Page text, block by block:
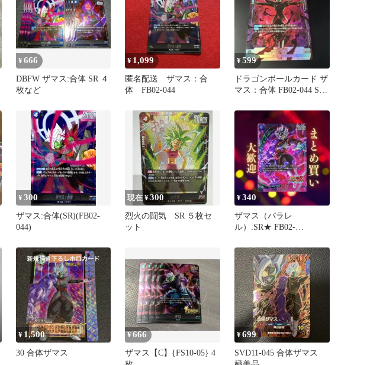
¥666
DBFW ザマス:合体 SR ４
枚など
¥ 1,099
匿名配送 ザマス：合
体 FB02-044
¥599
ドラゴンボールカード ザ
マス：合体 FB02-044 SR
¥300
ザマス:合体(SR)(FB02-
044)
現在 ¥300
烈火の闘気 SR ５枚セ
ット
¥340
ザマス（パラレ
ル）:SR★ FB02-
¥ 1,500
30 合体ザマス
¥666
ザマス【C】{FS10-05} 4
¥699
SVD11-045 合体ザマス